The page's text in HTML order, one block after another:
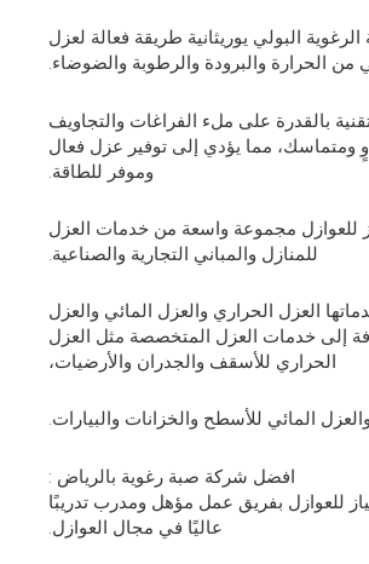
الرغوية البولي يوريثانية طريقة فعالة لعزل
من الحرارة والبرودة والرطوبة والضوضاء.
بالقدرة على ملء الفراغات والتجاويف
ومتماسك، مما يؤدي إلى توفير عزل فعال
وموفر للطاقة.
للعوازل مجموعة واسعة من خدمات العزل
للمنازل والمباني التجارية والصناعية.
العزل الحراري والعزل المائي والعزل
إلى خدمات العزل المتخصصة مثل العزل
الحراري للأسقف والجدران والأرضيات،
والعزل المائي للأسطح والخزانات والبيارات.
افضل شركة صبة رغوية بالرياض :
للعوازل بفريق عمل مؤهل ومدرب تدريبًا
عاليًا في مجال العوازل.